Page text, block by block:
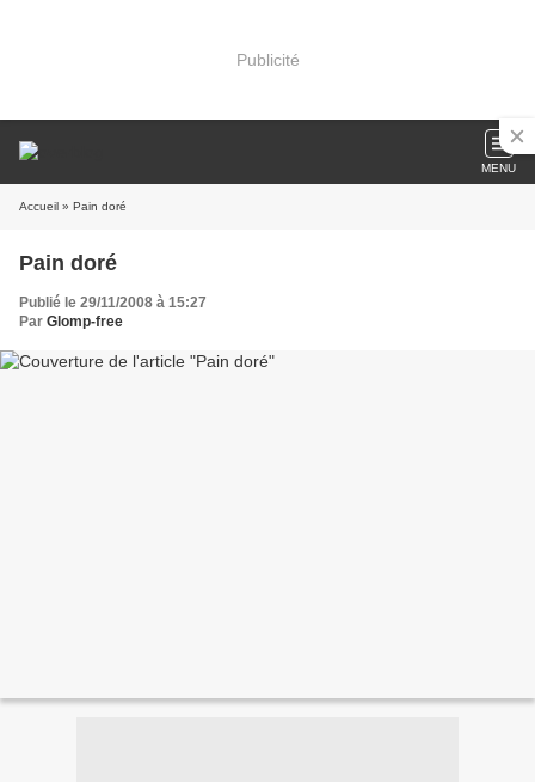
Publicité
MENU
Accueil » Pain doré
Pain doré
Publié le 29/11/2008 à 15:27
Par Glomp-free